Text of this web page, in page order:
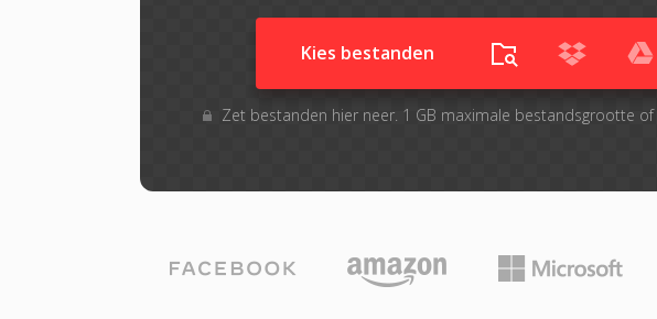
Kies bestanden
Zet bestanden hier neer. 1 GB maximale bestandsgrootte of